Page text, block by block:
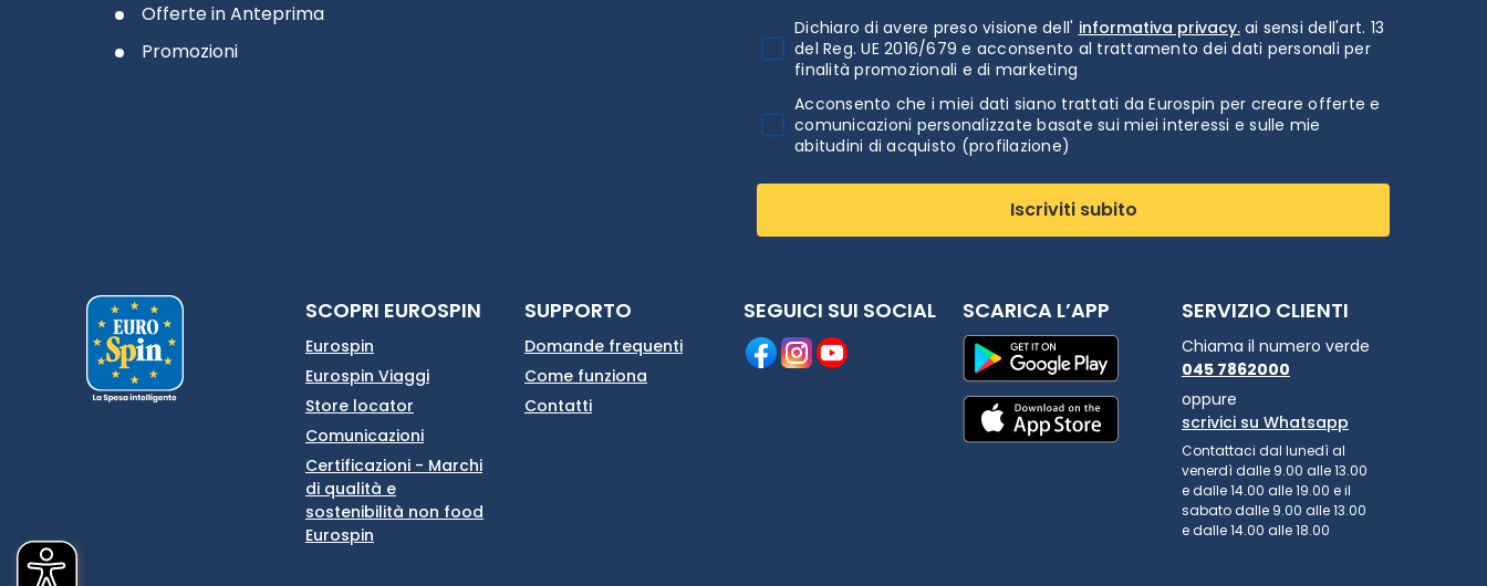
Offerte in Anteprima
Promozioni
Dichiaro di avere preso visione dell' informativa privacy.ai sensi dell'art. 13
del Reg. UE 2016/679 e acconsento al trattamento dei dati personali per
finalità promozionali e di marketing
Acconsento che i miei dati siano trattati da Eurospin per creare offerte e
comunicazioni personalizzate basate sui miei interessi e sulle mie
abitudini di acquisto (profilazione)
Iscriviti subito
SCOPRI EUROSPIN
Eurospin
Eurospin Viaggi
Store locator
Comunicazioni
Certificazioni - Marchi
di qualità e
sostenibilità non food
Eurospin
SUPPORTO
Domande frequenti
Come funziona
Contatti
SEGUICI SUI SOCIAL SCARICA L’APP SERVIZIO CLIENTI
Chiama il numero verde
045 7862000
oppure
scrivici su Whatsapp
Contattaci dal lunedì al
venerdì dalle 9.00 alle 13.00
e dalle 14.00 alle 19.00 e il
sabato dalle 9.00 alle 13.00
e dalle 14.00 alle 18.00